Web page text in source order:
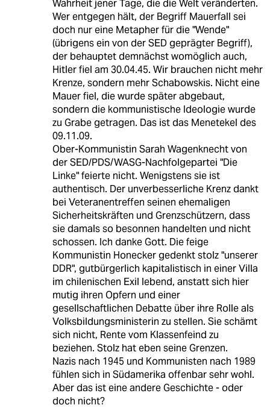
Wahrheit jener Tage, die die Welt veränderten.
Wer entgegen hält, der Begriff Mauerfall sei
doch nur eine Metapher für die "Wende"
(übrigens ein von der SED geprägter Begriff),
der behauptet demnächst womöglich auch,
Hitler fiel am 30.04.45. Wir brauchen nicht mehr
Krenze, sondern mehr Schabowskis. Nicht eine
Mauer fiel, die wurde später abgebaut,
sondern die kommunistische Ideologie wurde
zu Grabe getragen. Das ist das Menetekel des
09.11.09.
Ober-Kommunistin Sarah Wagenknecht von
der SED/PDS/WASG-Nachfolgepartei "Die
Linke" feierte nicht. Wenigstens sie ist
authentisch. Der unverbesserliche Krenz dankt
bei Veteranentreffen seinen ehemaligen
Sicherheitskräften und Grenzschützern, dass
sie damals so besonnen handelten und nicht
schossen. Ich danke Gott. Die feige
Kommunistin Honecker gedenkt stolz "unserer
DDR", gutbürgerlich kapitalistisch in einer Villa
im chilenischen Exil lebend, anstatt sich hier
mutig ihren Opfern und einer
gesellschaftlichen Debatte über ihre Rolle als
Volksbildungsministerin zu stellen. Sie schämt
sich nicht, Rente vom Klassenfeind zu
beziehen. Stolz hat eben seine Grenzen.
Nazis nach 1945 und Kommunisten nach 1989
fühlen sich in Südamerika offenbar sehr wohl.
Aber das ist eine andere Geschichte - oder
doch nicht?